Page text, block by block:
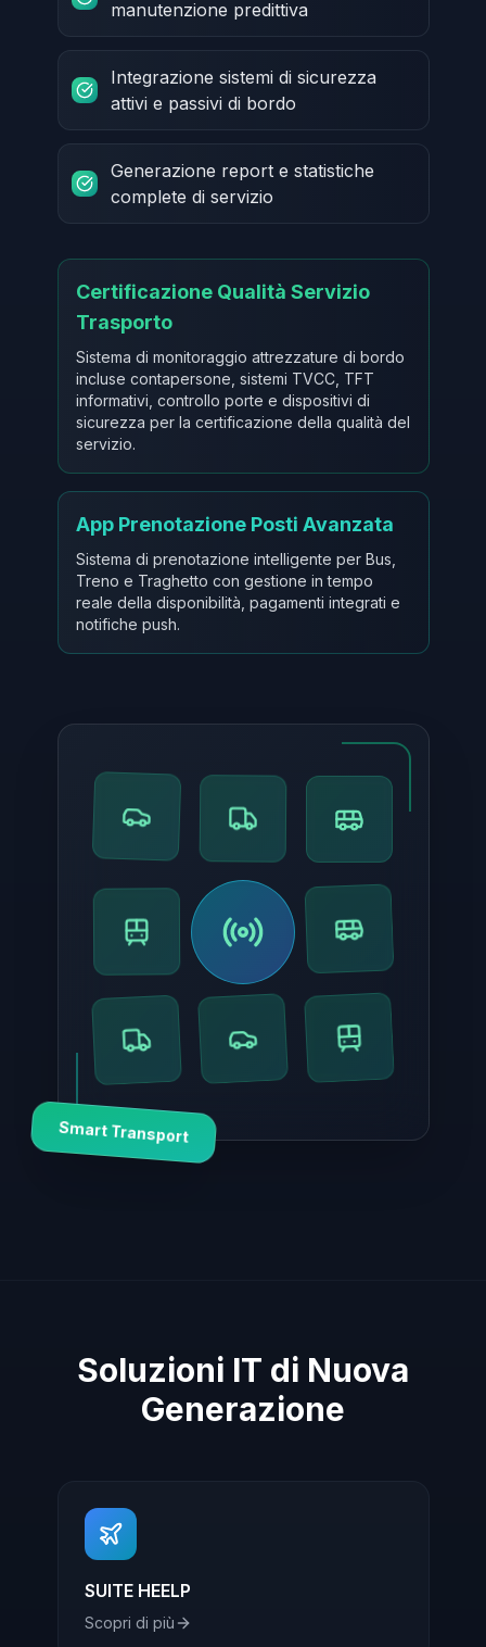
manutenzione predittiva
Integrazione sistemi di sicurezza
attivi e passivi di bordo
Generazione report e statistiche
complete di servizio
Certificazione Qualità Servizio
Trasporto
Sistema di monitoraggio attrezzature di bordo
incluse contapersone, sistemi TVCC, TFT
informativi, controllo porte e dispositivi di
sicurezza per la certificazione della qualità del
servizio.
App Prenotazione Posti Avanzata
Sistema di prenotazione intelligente per Bus,
Treno e Traghetto con gestione in tempo
reale della disponibilità, pagamenti integrati e
notifiche push.
Smart Transport
Soluzioni IT di Nuova
Generazione
SUITE HEELP
Scopri di più